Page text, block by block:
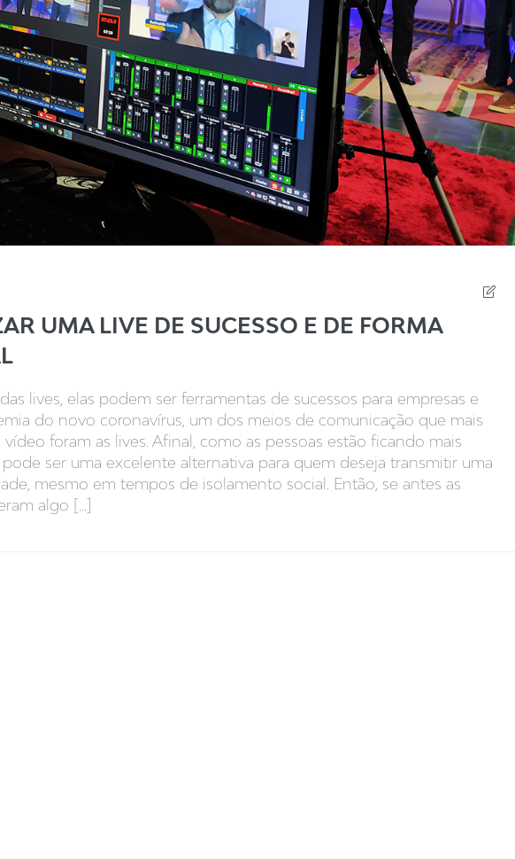
UMA LIVE DE SUCESSO E DE FORMA
lives, elas podem ser ferramentas de sucessos para empresas e
do novo coronavírus, um dos meios de comunicação que mais
foram as lives. Afinal, como as pessoas estão ficando mais
ser uma excelente alternativa para quem deseja transmitir uma
mesmo em tempos de isolamento social. Então, se antes as
algo [...]